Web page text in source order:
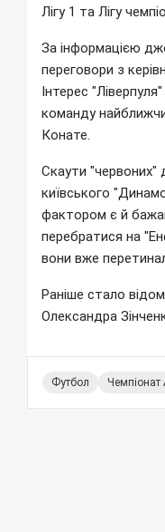
Лігу 1 та Лігу
За інформацією
переговори з
Інтерес
команду
Конате.
Скаути "червоних"
київського
фактором є й
перебратися на
вони вже
Раніше стало
Олександра
Футбол Чемпіонат